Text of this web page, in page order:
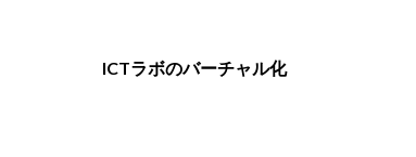
ICTラボのバーチャル化